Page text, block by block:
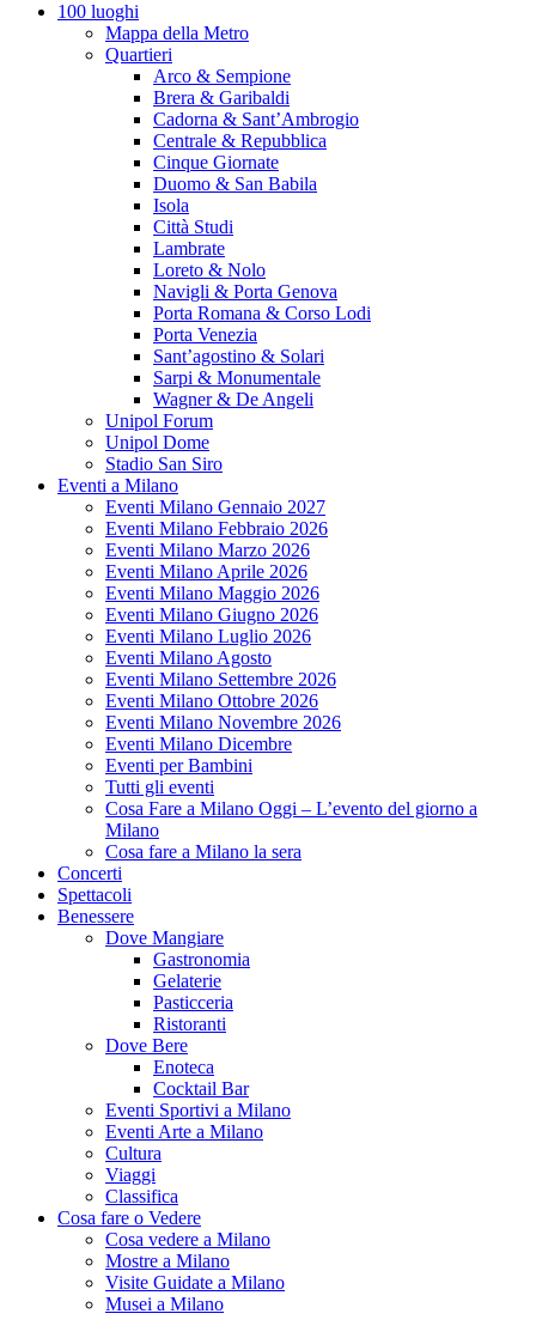
100 luoghi
Mappa della Metro
Quartieri
Arco & Sempione
Brera & Garibaldi
Cadorna & Sant’Ambrogio
Centrale & Repubblica
Cinque Giornate
Duomo & San Babila
Isola
Città Studi
Lambrate
Loreto & Nolo
Navigli & Porta Genova
Porta Romana & Corso Lodi
Porta Venezia
Sant’agostino & Solari
Sarpi & Monumentale
Wagner & De Angeli
Unipol Forum
Unipol Dome
Stadio San Siro
Eventi a Milano
Eventi Milano Gennaio 2027
Eventi Milano Febbraio 2026
Eventi Milano Marzo 2026
Eventi Milano Aprile 2026
Eventi Milano Maggio 2026
Eventi Milano Giugno 2026
Eventi Milano Luglio 2026
Eventi Milano Agosto
Eventi Milano Settembre 2026
Eventi Milano Ottobre 2026
Eventi Milano Novembre 2026
Eventi Milano Dicembre
Eventi per Bambini
Tutti gli eventi
Cosa Fare a Milano Oggi – L’evento del giorno a
Milano
Cosa fare a Milano la sera
Concerti
Spettacoli
Benessere
Dove Mangiare
Gastronomia
Gelaterie
Pasticceria
Ristoranti
Dove Bere
Enoteca
Cocktail Bar
Eventi Sportivi a Milano
Eventi Arte a Milano
Cultura
Viaggi
Classifica
Cosa fare o Vedere
Cosa vedere a Milano
Mostre a Milano
Visite Guidate a Milano
Musei a Milano